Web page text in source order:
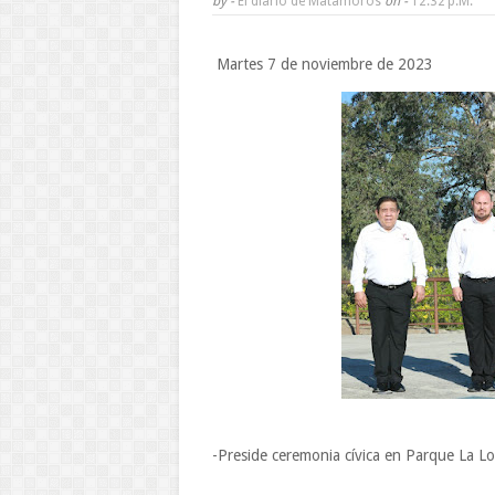
Martes 7 de noviembre de 2023
-Preside ceremonia cívica en Parque La